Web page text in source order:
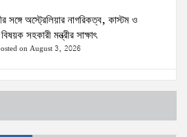
সঙ্গে অস্ট্রেলিয়ার নাগরিকত্ব, কাস্টম ও
সহকারী মন্ত্রীর সাক্ষাৎ
on August 3, 2026
দলিপাড়া- আহালিয়া সংযোগ সড়ক-
চাই!
on August 6, 2026